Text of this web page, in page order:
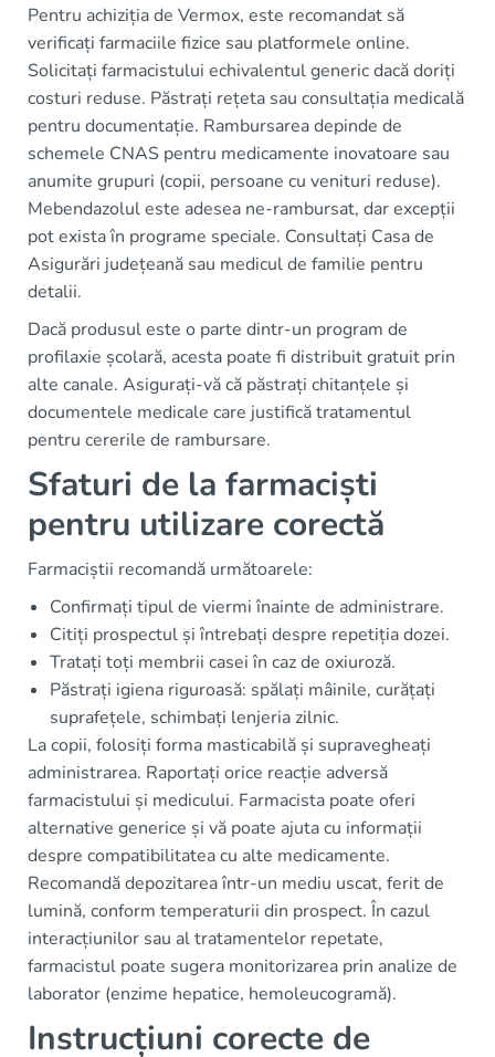
Pentru achiziția de Vermox, este recomandat să
verificați farmaciile fizice sau platformele online.
Solicitați farmacistului echivalentul generic dacă doriți
costuri reduse. Păstrați rețeta sau consultația medicală
pentru documentație. Rambursarea depinde de
schemele CNAS pentru medicamente inovatoare sau
anumite grupuri (copii, persoane cu venituri reduse).
Mebendazolul este adesea ne-rambursat, dar excepții
pot exista în programe speciale. Consultați Casa de
Asigurări județeană sau medicul de familie pentru
detalii.
Dacă produsul este o parte dintr-un program de
profilaxie școlară, acesta poate fi distribuit gratuit prin
alte canale. Asigurați-vă că păstrați chitanțele și
documentele medicale care justifică tratamentul
pentru cererile de rambursare.
Sfaturi de la farmaciști
pentru utilizare corectă
Farmaciștii recomandă următoarele:
Confirmați tipul de viermi înainte de administrare.
Citiți prospectul și întrebați despre repetiția dozei.
Tratați toți membrii casei în caz de oxiuroză.
Păstrați igiena riguroasă: spălați mâinile, curățați
suprafețele, schimbați lenjeria zilnic.
La copii, folosiți forma masticabilă și supravegheați
administrarea. Raportați orice reacție adversă
farmacistului și medicului. Farmacista poate oferi
alternative generice și vă poate ajuta cu informații
despre compatibilitatea cu alte medicamente.
Recomandă depozitarea într-un mediu uscat, ferit de
lumină, conform temperaturii din prospect. În cazul
interacțiunilor sau al tratamentelor repetate,
farmacistul poate sugera monitorizarea prin analize de
laborator (enzime hepatice, hemoleucogramă).
Instrucțiuni corecte de